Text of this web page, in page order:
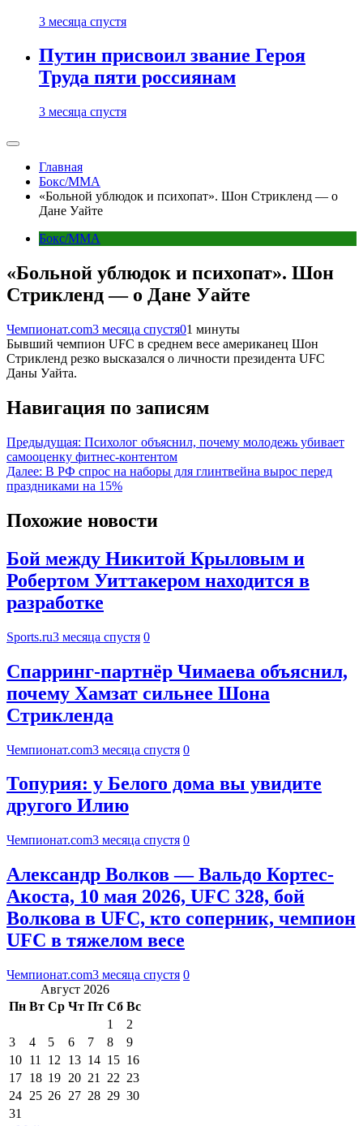
3 месяца спустя
Путин присвоил звание Героя
Труда пяти россиянам
3 месяца спустя
Главная
Бокс/MMA
«Больной ублюдок и психопат». Шон Стрикленд — о
Дане Уайте
Бокс/MMA
«Больной ублюдок и психопат». Шон
Стрикленд — о Дане Уайте
Чемпионат.com3 месяца спустя01 минуты
Бывший чемпион UFC в среднем весе американец Шон
Стрикленд резко высказался о личности президента UFC
Даны Уайта.
Навигация по записям
Предыдущая: Психолог объяснил, почему молодежь убивает
самооценку фитнес-контентом
Далее: В РФ спрос на наборы для глинтвейна вырос перед
праздниками на 15%
Похожие новости
Бой между Никитой Крыловым и
Робертом Уиттакером находится в
разработке
Sports.ru3 месяца спустя 0
Спарринг-партнёр Чимаева объяснил,
почему Хамзат сильнее Шона
Стрикленда
Чемпионат.com3 месяца спустя 0
Топурия: у Белого дома вы увидите
другого Илию
Чемпионат.com3 месяца спустя 0
Александр Волков — Вальдо Кортес-
Акоста, 10 мая 2026, UFC 328, бой
Волкова в UFC, кто соперник, чемпион
UFC в тяжелом весе
Чемпионат.com3 месяца спустя 0
Август 2026
Пн Вт Ср Чт Пт Сб Вс
1
2
3
4 5 6 7 8
9
10 11 12 13 14 15 16
17 18 19 20 21 22 23
24 25 26 27 28 29 30
31